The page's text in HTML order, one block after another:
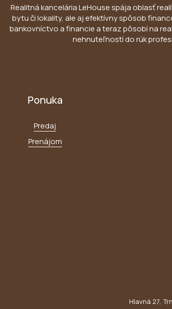
Realitná kancelária LeHouse spája oblasť
bytu či lokality, ale aj efektívny spôsob
bankovníctvo a financie a teraz pôsobí na
nehnuteľností do rúk
Ponuka
Predaj
Prenájom
Hlavná 27,